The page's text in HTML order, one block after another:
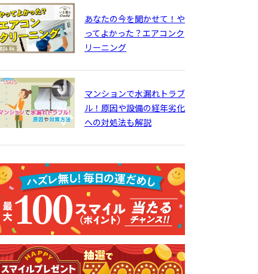
あなたの今を聞かせて！や
ってよかった？エアコンク
リーニング
マンションで水漏れトラブ
ル！原因や設備の経年劣化
への対処法も解説